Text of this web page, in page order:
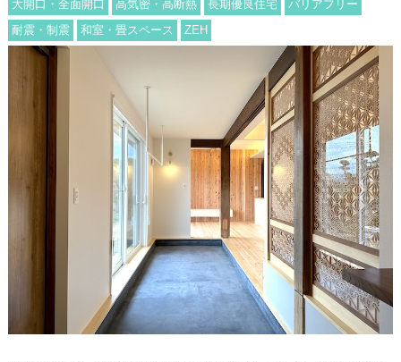
大開口・全面開口
高気密・高断熱 長期優良住宅
バリアフリー
耐震・制震
和室・畳スペース ZEH